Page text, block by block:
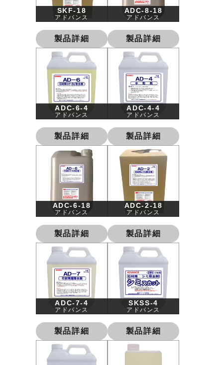
SKF-18
アドバンス
製品詳細
ADC-8-18
アドバンス
製品詳細
ADC-6-4
アドバンス
製品詳細
ADC-4-4
アドバンス
製品詳細
ADC-6-18
アドバンス
製品詳細
ADC-2-18
アドバンス
製品詳細
ADC-7-4
アドバンス
製品詳細
SKSS-4
アドバンス
製品詳細